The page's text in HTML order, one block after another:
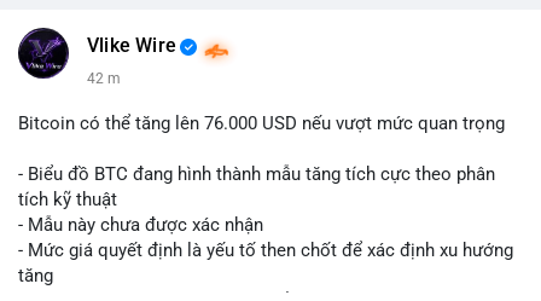
Vlike Wire
42 m
Bitcoin có thể tăng lên 76.000 USD nếu vượt mức quan trọng
- Biểu đồ BTC đang hình thành mẫu tăng tích cực theo phân
tích kỹ thuật
- Mẫu này chưa được xác nhận
- Mức giá quyết định là yếu tố then chốt để xác định xu hướng
tăng